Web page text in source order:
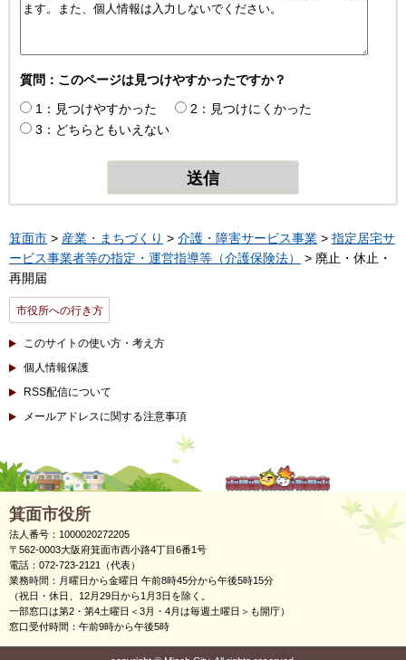
質問：このページは見つけやすかったですか？
1：見つけやすかった
2：見つけにくかった
3：どちらともいえない
箕面市 > 産業・まちづくり > 介護・障害サービス事業 > 指定居宅サ
ービス事業者等の指定・運営指導等（介護保険法）
> 廃止・休止・
再開届
市役所への行き方
このサイトの使い方・考え方
個人情報保護
RSS配信について
メールアドレスに関する注意事項
箕面市役所
法人番号：1000020272205
〒562-0003大阪府箕面市西小路4丁目6番1号
電話：072-723-2121（代表）
業務時間：月曜日から金曜日 午前8時45分から午後5時15分
（祝日・休日、12月29日から1月3日を除く。
一部窓口は第2・第4土曜日＜3月・4月は毎週土曜日＞も開庁）
窓口受付時間：午前9時から午後5時